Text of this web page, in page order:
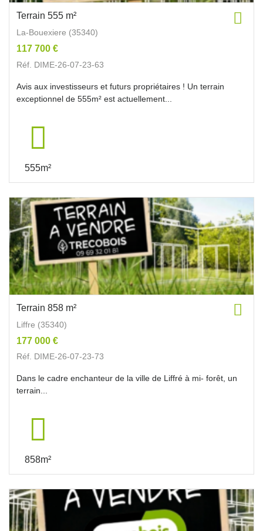
Terrain 555 m²
La-Bouexiere (35340)
117 700 €
Réf. DIME-26-07-23-63
Avis aux investisseurs et futurs propriétaires ! Un terrain
exceptionnel de 555m² est actuellement...
555m²
Terrain 858 m²
Liffre (35340)
177 000 €
Réf. DIME-26-07-23-73
Dans le cadre enchanteur de la ville de Liffré à mi- forêt, un
terrain...
858m²